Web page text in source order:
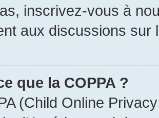
inscrivez-vous à
aux discussions sur
que la COPPA ?
(Child Online